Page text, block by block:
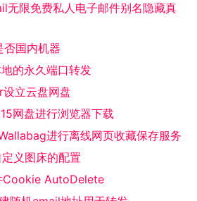
无限免费私人电子邮件别名隐藏真
国内机器
的永久端口转发
立云盘网盘
网盘进行浏览器下载
进行离线网页收藏保存服务
义图床的配置
Cookie AutoDelete